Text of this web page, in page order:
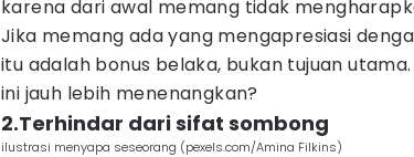
karena dari awal memang tidak
Jika memang ada yang mengapresiasi
itu adalah bonus belaka, bukan tujuan
ini jauh lebih menenangkan?
2.Terhindar dari sifat sombong
ilustrasi menyapa seseorang (pexels.com/Amina Filkins)